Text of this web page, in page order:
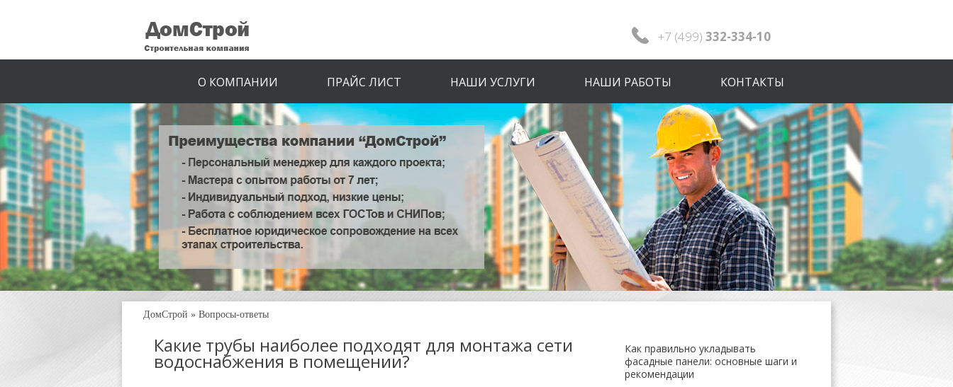
+7 (499) 332-334-10
О КОМПАНИИ ПРАЙС ЛИСТ НАШИ УСЛУГИ НАШИ РАБОТЫ КОНТАКТЫ
ДомСтрой » Вопросы-ответы
Какие трубы наиболее подходят для монтажа сети
водоснабжения в помещении?
Как правильно укладывать
фасадные панели: основные шаги и
рекомендации